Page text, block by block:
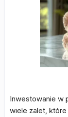
Inwestowanie w
wiele zalet,